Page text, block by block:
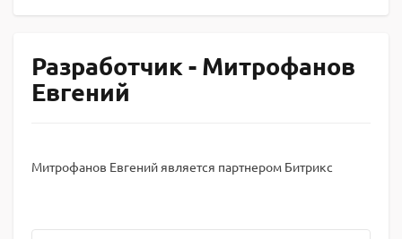
Разработчик - Митрофанов
Евгений
Митрофанов Евгений является партнером Битрикс